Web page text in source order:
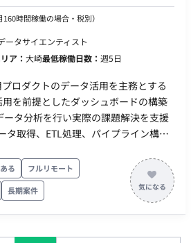
160時間稼働の場合・税別）
ータサイエンティスト
ア： 大崎最低稼働日数： 週5日
を前提としたダッシュボードの構築
タ分析を行い実際の課題解決を支援
したダッシュボードやログ分析結果
タの取り込みや、新機能・新サービ
。 ■開発環境
） AWS(Athena＋
る
フルリモート
長期案件